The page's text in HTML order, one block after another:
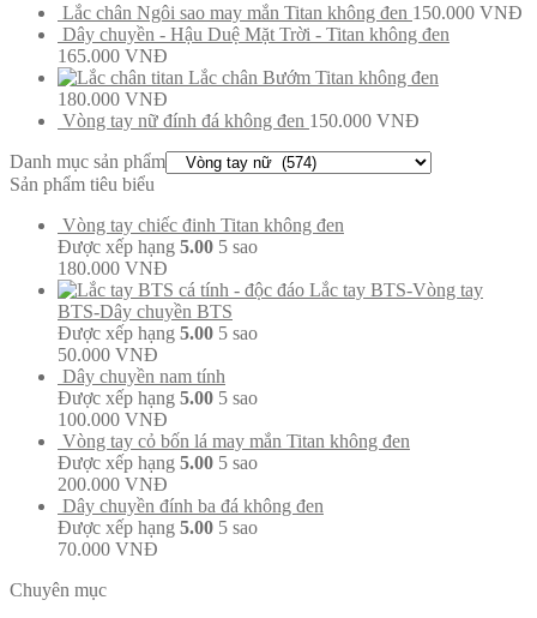
Lắc chân Ngôi sao may mắn Titan không đen 150.000 VNĐ
Dây chuyền - Hậu Duệ Mặt Trời - Titan không đen
165.000 VNĐ
Lắc chân Bướm Titan không đen
180.000 VNĐ
Vòng tay nữ đính đá không đen 150.000 VNĐ
Danh mục sản phẩm
Sản phẩm tiêu biểu
Vòng tay chiếc đinh Titan không đen
Được xếp hạng 5.00 5 sao
180.000 VNĐ
Lắc tay BTS-Vòng tay
BTS-Dây chuyền BTS
Được xếp hạng 5.00 5 sao
50.000 VNĐ
Dây chuyền nam tính
Được xếp hạng 5.00 5 sao
100.000 VNĐ
Vòng tay cỏ bốn lá may mắn Titan không đen
Được xếp hạng 5.00 5 sao
200.000 VNĐ
Dây chuyền đính ba đá không đen
Được xếp hạng 5.00 5 sao
70.000 VNĐ
Chuyên mục